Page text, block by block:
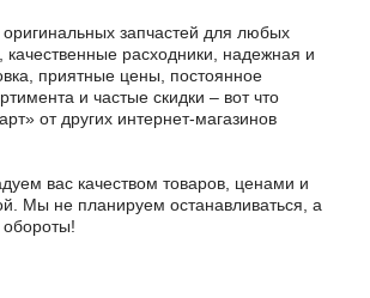
запчастей для любых
качественные расходники, надежная и
приятные цены, постоянное
и частые скидки – вот что
от других интернет-магазинов
вас качеством товаров, ценами и
Мы не планируем останавливаться, а